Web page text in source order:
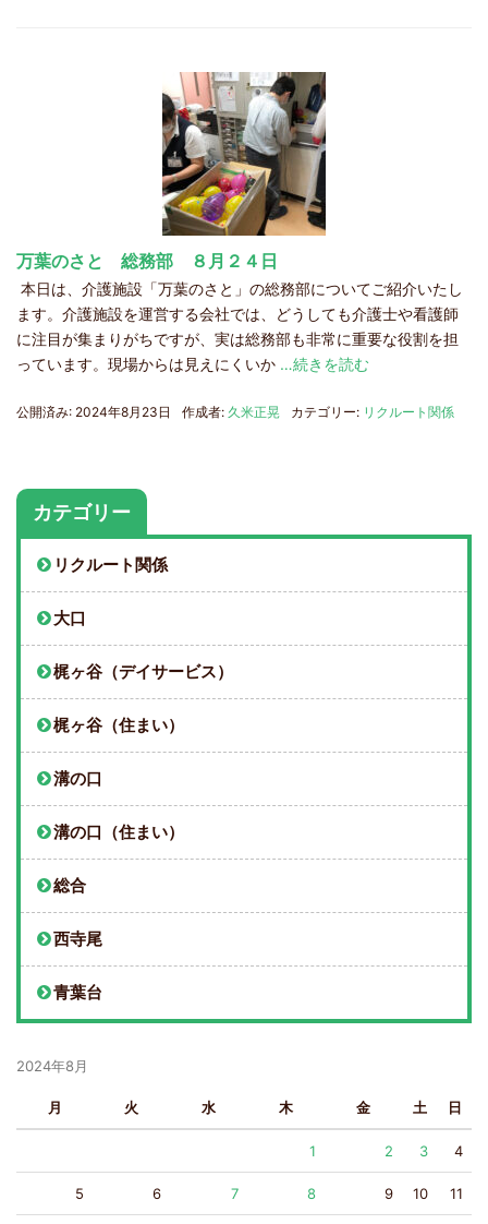
万葉のさと 総務部 ８月２４日
本日は、介護施設「万葉のさと」の総務部についてご紹介いたし
ます。介護施設を運営する会社では、どうしても介護士や看護師
に注目が集まりがちですが、実は総務部も非常に重要な役割を担
っています。現場からは見えにくいか …続きを読む
公開済み: 2024年8月23日 作成者: 久米正晃 カテゴリー: リクルート関係
カテゴリー
リクルート関係
大口
梶ヶ谷（デイサービス）
梶ヶ谷（住まい）
溝の口
溝の口（住まい）
総合
西寺尾
青葉台
2024年8月
月 火 水 木 金 土 日
1 2 3 4
5 6 7 8 9 10 11